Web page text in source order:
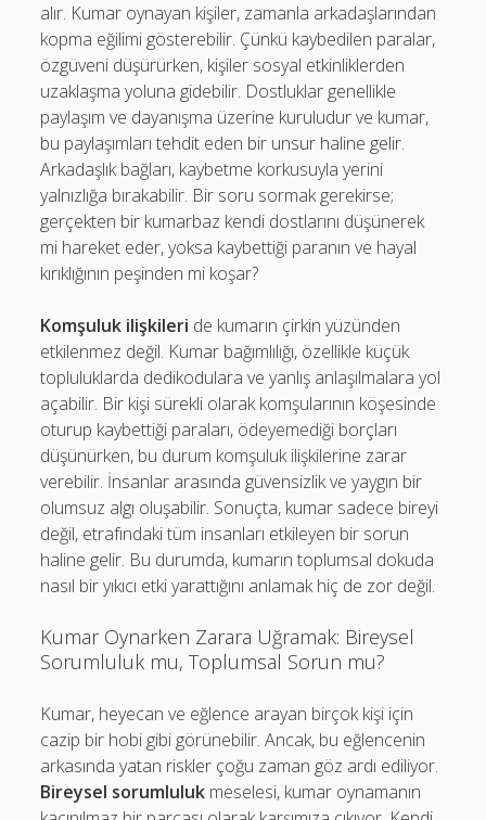
alır. Kumar oynayan kişiler, zamanla arkadaşlarından
kopma eğilimi gösterebilir. Çünkü kaybedilen paralar,
özgüveni düşürürken, kişiler sosyal etkinliklerden
uzaklaşma yoluna gidebilir. Dostluklar genellikle
paylaşım ve dayanışma üzerine kuruludur ve kumar,
bu paylaşımları tehdit eden bir unsur haline gelir.
Arkadaşlık bağları, kaybetme korkusuyla yerini
yalnızlığa bırakabilir. Bir soru sormak gerekirse;
gerçekten bir kumarbaz kendi dostlarını düşünerek
mi hareket eder, yoksa kaybettiği paranın ve hayal
kırıklığının peşinden mi koşar?
Komşuluk ilişkileri de kumarın çirkin yüzünden
etkilenmez değil. Kumar bağımlılığı, özellikle küçük
topluluklarda dedikodulara ve yanlış anlaşılmalara yol
açabilir. Bir kişi sürekli olarak komşularının köşesinde
oturup kaybettiği paraları, ödeyemediği borçları
düşünürken, bu durum komşuluk ilişkilerine zarar
verebilir. İnsanlar arasında güvensizlik ve yaygın bir
olumsuz algı oluşabilir. Sonuçta, kumar sadece bireyi
değil, etrafındaki tüm insanları etkileyen bir sorun
haline gelir. Bu durumda, kumarın toplumsal dokuda
nasıl bir yıkıcı etki yarattığını anlamak hiç de zor değil.
Kumar Oynarken Zarara Uğramak: Bireysel
Sorumluluk mu, Toplumsal Sorun mu?
Kumar, heyecan ve eğlence arayan birçok kişi için
cazip bir hobi gibi görünebilir. Ancak, bu eğlencenin
arkasında yatan riskler çoğu zaman göz ardı ediliyor.
Bireysel sorumluluk meselesi, kumar oynamanın